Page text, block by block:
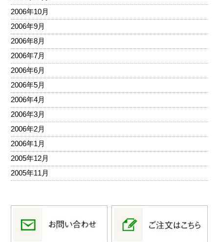
2006年10月
2006年9月
2006年8月
2006年7月
2006年6月
2006年5月
2006年4月
2006年3月
2006年2月
2006年1月
2005年12月
2005年11月